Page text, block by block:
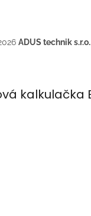
ADUS technik s.r.o.
kalkulačka